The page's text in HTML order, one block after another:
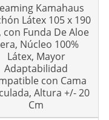
Kamahaus
Látex 105 x 190
con Funda De Aloe
Núcleo 100%
Látex, Mayor
Adaptabilidad
con Cama
Altura +/- 20
Cm